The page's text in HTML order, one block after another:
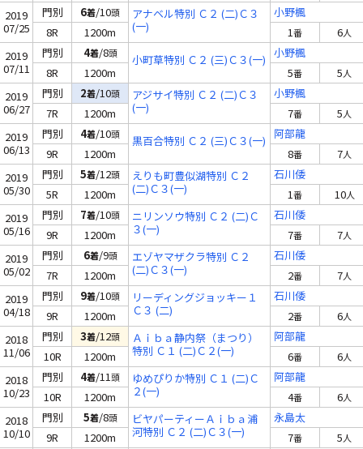
2019
07/25
門別 6着/10頭
アナベル特別 Ｃ２ (二)Ｃ３
(一)
小野楓
8R
1200m 1番 6人
2019
07/11
門別 4着/8頭 小町草特別 Ｃ２ (三)Ｃ３(一) 小野楓
8R
1200m 5番 5人
2019
06/27
門別 2着/10頭
アジサイ特別 Ｃ２ (二)Ｃ３
(一)
小野楓
7R
1200m 7番 5人
2019
06/13
門別 4着/10頭 黒百合特別 Ｃ２ (三)Ｃ３(一)
阿部龍
9R
1200m 8番 7人
2019
05/30
門別 5着/12頭
えりも町豊似湖特別 Ｃ２
(二)Ｃ３(一)
石川倭
5R
1200m 1番 10人
2019
05/16
門別 7着/10頭
ニリンソウ特別 Ｃ２ (二)Ｃ
３(一)
石川倭
9R
1200m 7番 7人
2019
05/02
門別 6着/9頭
エゾヤマザクラ特別 Ｃ２
(二)Ｃ３(一)
石川倭
7R
1200m 2番 7人
2019
04/18
門別 9着/10頭
リーディングジョッキー１
Ｃ３ (二)
石川倭
9R
1200m 2番 6人
2018
11/06
門別 3着/12頭
Ａｉｂａ静内祭（まつり）
特別 Ｃ１ (二)Ｃ２(一)
阿部龍
10R
1200m 6番 6人
2018
10/23
門別 4着/11頭
ゆめぴりか特別 Ｃ１ (二)Ｃ
２(一)
阿部龍
10R
1200m 4番 6人
2018
10/10
門別 5着/8頭
ビヤパーティーＡｉｂａ浦
河特別 Ｃ２ (二)Ｃ３(一)
永島太
9R
1200m 7番 5人